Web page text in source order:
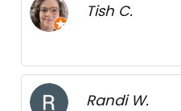
Tish C.
Randi W.